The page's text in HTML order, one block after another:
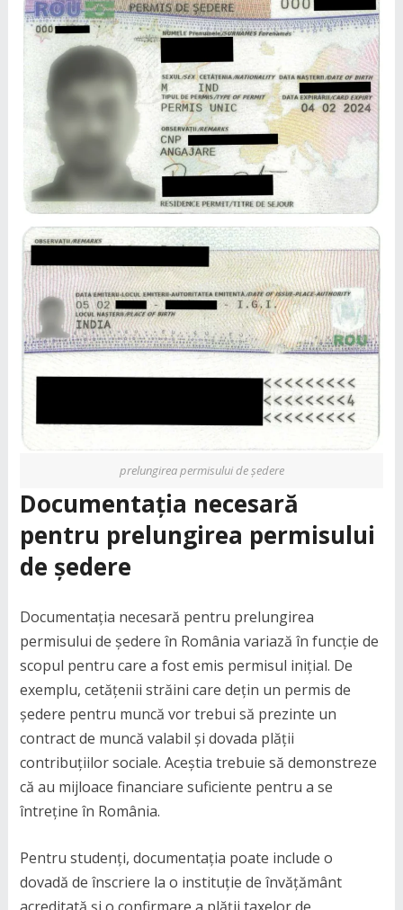
prelungirea permisului de ședere
Documentația necesară
pentru prelungirea permisului
de ședere
Documentația necesară pentru prelungirea
permisului de ședere în România variază în funcție de
scopul pentru care a fost emis permisul inițial. De
exemplu, cetățenii străini care dețin un permis de
ședere pentru muncă vor trebui să prezinte un
contract de muncă valabil și dovada plății
contribuțiilor sociale. Aceștia trebuie să demonstreze
că au mijloace financiare suficiente pentru a se
întreține în România.
Pentru studenți, documentația poate include o
dovadă de înscriere la o instituție de învățământ